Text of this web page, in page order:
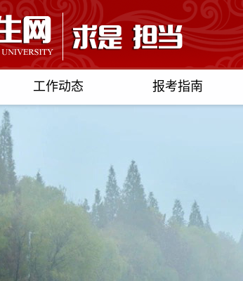
工作动态 报考指南